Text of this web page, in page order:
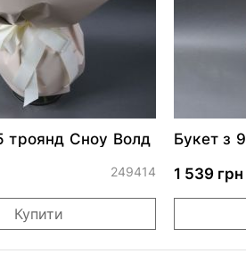
троянд Сноу Волд
249414
Купити
Букет з
1 539 грн